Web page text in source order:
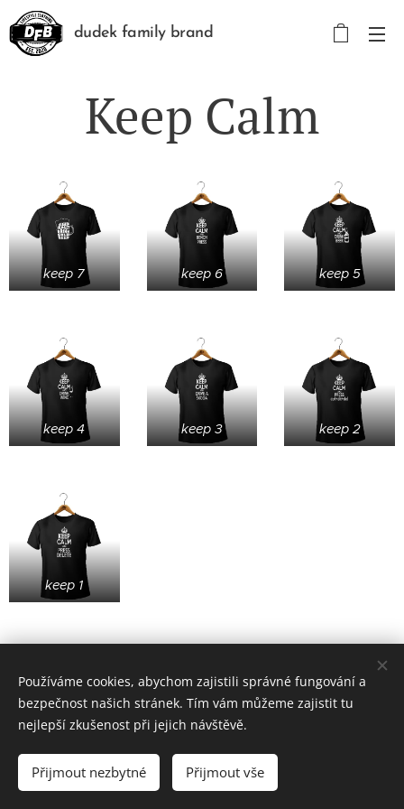
dudek family brand
Keep Calm
keep 7 keep 6 keep 5
keep 4 keep 3 keep 2
keep 1
© 2022 založeno v karanténě
zoufalá doba si žádá zoufalé činy (od roku 2020)
Používáme cookies, abychom zajistili správné fungování a
bezpečnost našich stránek. Tím vám můžeme zajistit tu
nejlepší zkušenost při jejich návštěvě.
Přijmout nezbytné Přijmout vše